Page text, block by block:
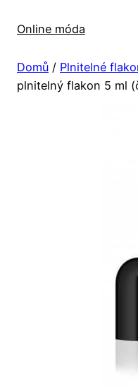
Online móda
Domů / Plnitelné
plnitelný flakon 5 ml